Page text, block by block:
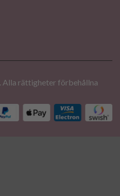
Alla rättigheter förbehållna